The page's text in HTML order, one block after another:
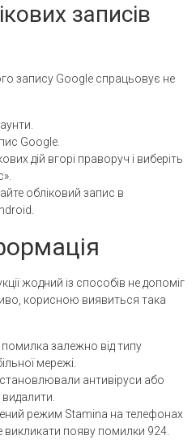
записів
запису Google спрацьовує не
Google.
дій вгорі праворуч і виберіть
обліковий запис в
жодний із способів не допоміг
корисною виявиться така
залежно від типу
мережі.
антивіруси або
видалити.
режим Stamina на телефонах
появу помилки 924.